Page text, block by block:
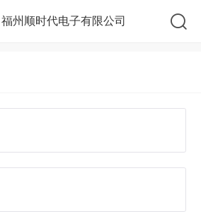
福州顺时代电子有限公司